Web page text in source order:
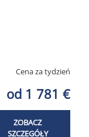
Cena za tydzień
od 1 781 €
ZOBACZ
SZCZEGÓŁY